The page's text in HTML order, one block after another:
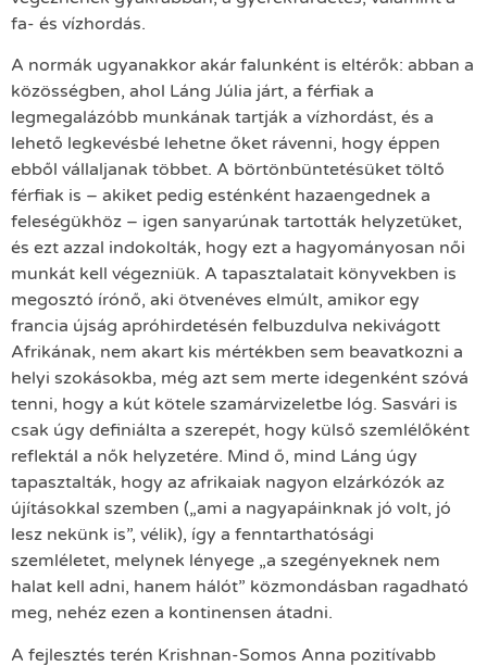
fa- és vízhordás.
A normák ugyanakkor akár falunként is eltérők: abban a
közösségben, ahol Láng Júlia járt, a férfiak a
legmegalázóbb munkának tartják a vízhordást, és a
lehető legkevésbé lehetne őket rávenni, hogy éppen
ebből vállaljanak többet. A börtönbüntetésüket töltő
férfiak is – akiket pedig esténként hazaengednek a
feleségükhöz – igen sanyarúnak tartották helyzetüket,
és ezt azzal indokolták, hogy ezt a hagyományosan női
munkát kell végezniük. A tapasztalatait könyvekben is
megosztó írónő, aki ötvenéves elmúlt, amikor egy
francia újság apróhirdetésén felbuzdulva nekivágott
Afrikának, nem akart kis mértékben sem beavatkozni a
helyi szokásokba, még azt sem merte idegenként szóvá
tenni, hogy a kút kötele szamárvizeletbe lóg. Sasvári is
csak úgy definiálta a szerepét, hogy külső szemlélőként
reflektál a nők helyzetére. Mind ő, mind Láng úgy
tapasztalták, hogy az afrikaiak nagyon elzárkózók az
újításokkal szemben („ami a nagyapáinknak jó volt, jó
lesz nekünk is”, vélik), így a fenntarthatósági
szemléletet, melynek lényege „a szegényeknek nem
halat kell adni, hanem hálót” közmondásban ragadható
meg, nehéz ezen a kontinensen átadni.
A fejlesztés terén Krishnan-Somos Anna pozitívabb